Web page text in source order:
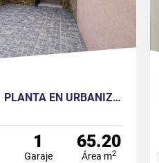
CASA EN VENTA DE 1 PLANTA EN URBANIZACIÓN LA RIOJA ET. ASTURIAS
1
Garaje
65.20
Área m2